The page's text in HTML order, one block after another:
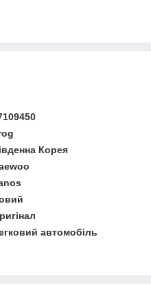
Корея
автомобіль